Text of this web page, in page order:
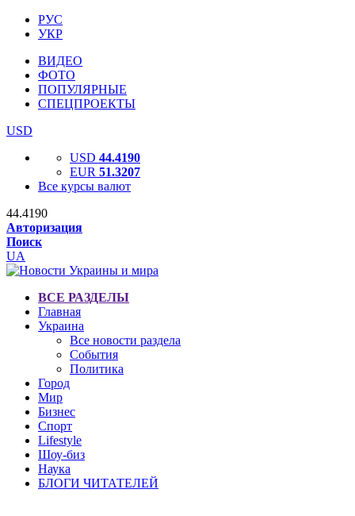
РУС
УКР
ВИДЕО
ФОТО
ПОПУЛЯРНЫЕ
СПЕЦПРОЕКТЫ
USD
USD 44.4190
EUR 51.3207
Все курсы валют
44.4190
Авторизация
Поиск
UA
ВСЕ РАЗДЕЛЫ
Главная
Украина
Все новости раздела
События
Политика
Город
Мир
Бизнес
Спорт
Lifestyle
Шоу-биз
Наука
БЛОГИ ЧИТАТЕЛЕЙ